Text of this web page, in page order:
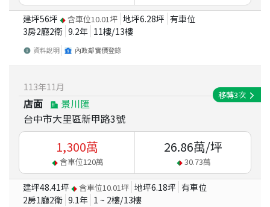
建坪56坪 含車位10.01坪 地坪6.28坪 有車位
3房2廳2衛 9.2年 11樓/13樓
資料說明 內政部實價登錄
113年11月
店面
景川匯
台中市大里區新甲路3號
移轉3次
1,300萬
含車位120萬
26.86萬/坪
30.73萬
建坪48.41坪 含車位10.01坪 地坪6.18坪 有車位
2房1廳2衛 9.1年 1 ~ 2樓/13樓